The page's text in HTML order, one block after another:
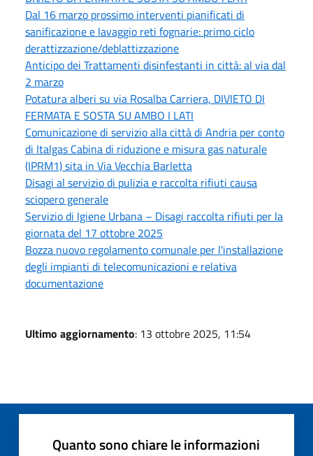
Dal 16 marzo prossimo interventi pianificati di
sanificazione e lavaggio reti fognarie: primo ciclo
derattizzazione/deblattizzazione
Anticipo dei Trattamenti disinfestanti in città: al via dal
2 marzo
Potatura alberi su via Rosalba Carriera, DIVIETO DI
FERMATA E SOSTA SU AMBO I LATI
Comunicazione di servizio alla città di Andria per conto
di Italgas Cabina di riduzione e misura gas naturale
(IPRM1) sita in Via Vecchia Barletta
Disagi al servizio di pulizia e raccolta rifiuti causa
sciopero generale
Servizio di Igiene Urbana – Disagi raccolta rifiuti per la
giornata del 17 ottobre 2025
Bozza nuovo regolamento comunale per l'installazione
degli impianti di telecomunicazioni e relativa
documentazione
Ultimo aggiornamento: 13 ottobre 2025, 11:54
Quanto sono chiare le informazioni